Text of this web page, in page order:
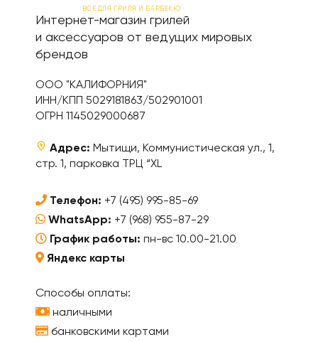
ВСЕ ДЛЯ ГРИЛЯ И БАРБЕКЮ
Интернет-магазин грилей
и аксессуаров от ведущих мировых
брендов
ООО "КАЛИФОРНИЯ"
ИНН/КПП 5029181863/502901001
ОГРН 1145029000687
Адрес: Мытищи, Коммунистическая ул., 1,
стр. 1, парковка ТРЦ “XL
Телефон: +7 (495) 995-85-69
WhatsApp: +7 (968) 955-87-29
График работы: пн-вс 10.00-21.00
Яндекс карты
Способы оплаты:
наличными
банковскими картами